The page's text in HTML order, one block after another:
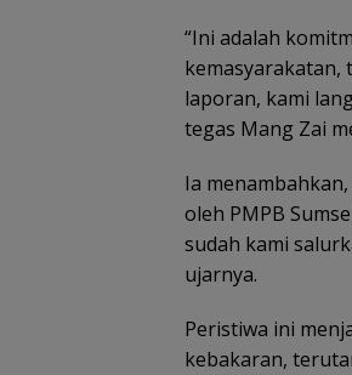
“Ini adalah
kemasyarakatan,
laporan, kami
tegas Mang Zai
Ia
oleh PMPB
sudah kami
ujarnya.
Peristiwa ini
kebakaran,